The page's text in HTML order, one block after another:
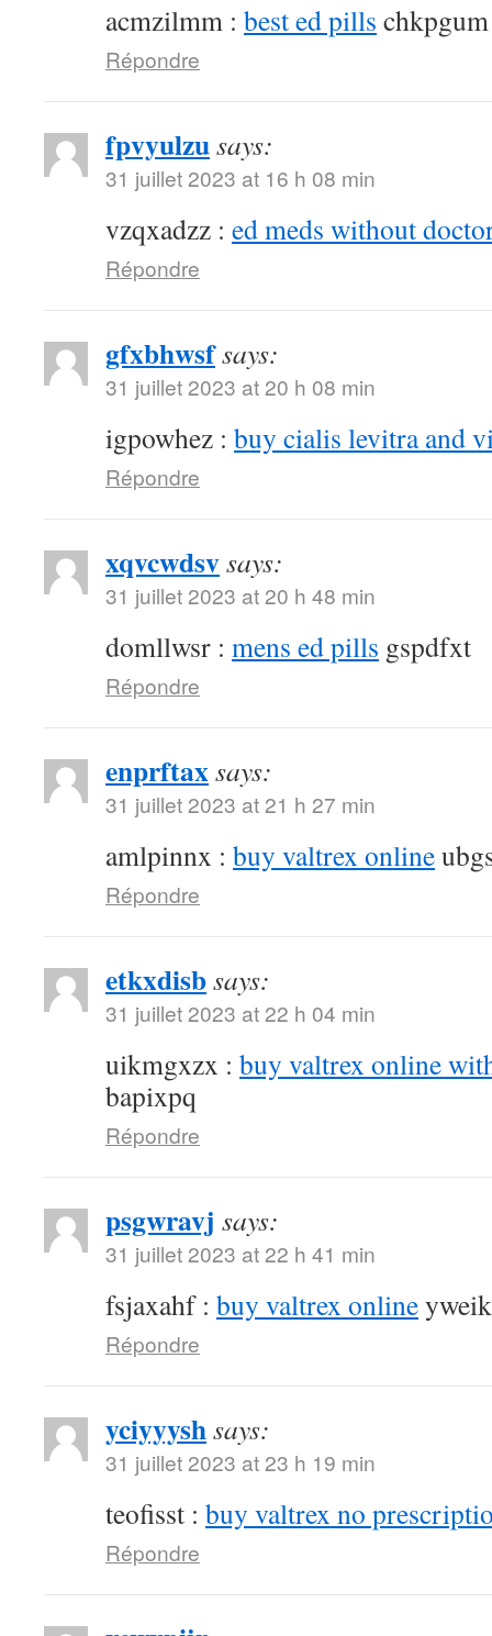
acmzilmm : best ed pills chkpgum
Répondre
fpvyulzusays:
31 juillet 2023 at 16 h 08 min
vzqxadzz : ed meds without
Répondre
gfxbhwsfsays:
31 juillet 2023 at 20 h 08 min
igpowhez : buy cialis levitra and
Répondre
xqvcwdsvsays:
31 juillet 2023 at 20 h 48 min
domllwsr : mens ed pills gspdfxt
Répondre
enprftaxsays:
31 juillet 2023 at 21 h 27 min
amlpinnx : buy valtrex online
Répondre
etkxdisbsays:
31 juillet 2023 at 22 h 04 min
uikmgxzx : buy valtrex online
bapixpq
Répondre
psgwravj says:
31 juillet 2023 at 22 h 41 min
fsjaxahf : buy valtrex online
Répondre
yciyyyshsays:
31 juillet 2023 at 23 h 19 min
teofisst : buy valtrex no
Répondre